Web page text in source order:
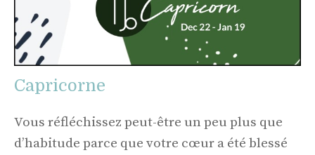
Capricorne
Vous réfléchissez peut-être un peu plus que
d’habitude parce que votre cœur a été blessé